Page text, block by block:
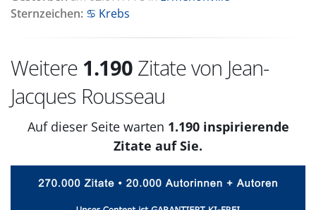
Sternzeichen: ♋ Krebs
Weitere 1.190 Zitate von Jean-
Jacques Rousseau
Auf dieser Seite warten 1.190 inspirierende
Zitate auf Sie.